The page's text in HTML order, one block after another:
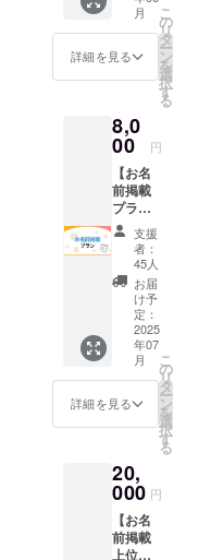
す。 ※
他のプ
ランで
す。複
数ご支
援頂い
た場合
でも内
容は変
わりま
せん
月
詳細を見る
こ
の
リ
タ
ー
ン
を
選
択
す
る
8,0
00 円
【お名
前掲載
プラ
ン】
①TRIN
ホーム
ページ
にクラ
ファン
応援者
として
お名前
を掲載
しま
す。個
人名/団
ど。本
名であ
る必要
はあり
ませ
支援
者：
45人
お届
け予
定：
2025
年07
月
詳細を見る
こ
の
リ
タ
ー
ン
を
選
択
す
る
20,
000 円
【お名
前掲載
上位プ